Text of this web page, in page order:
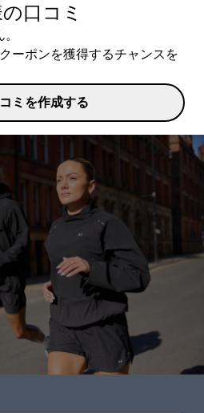
口コミ
ーポンを獲得するチャンスを
ミを作成する